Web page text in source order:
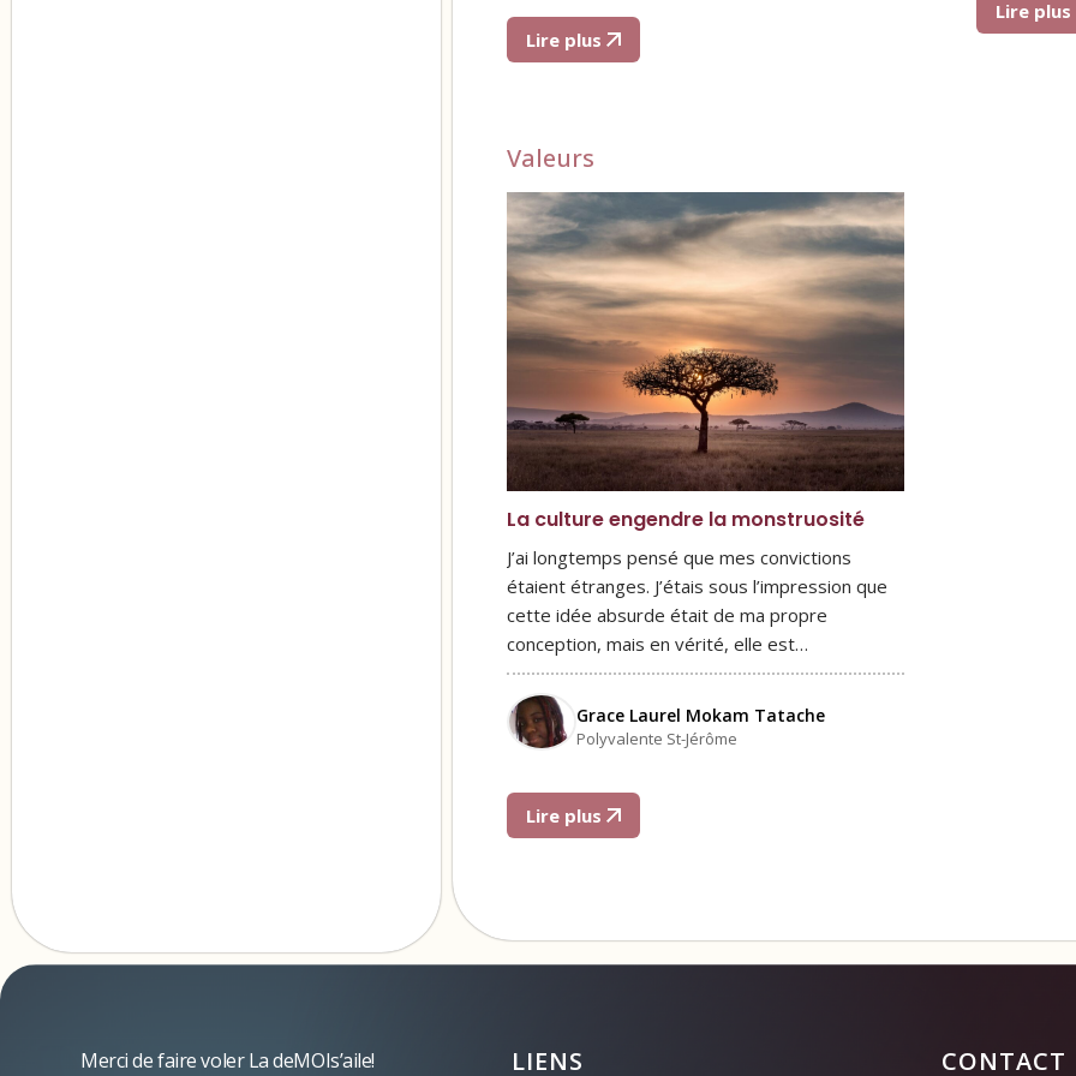
Lire plus
Lire plus
Valeurs
La culture engendre la monstruosité
J’ai longtemps pensé que mes convictions
étaient étranges. J’étais sous l’impression que
cette idée absurde était de ma propre
conception, mais en vérité, elle est…
Grace Laurel Mokam Tatache
Polyvalente St-Jérôme
Lire plus
Merci de faire voler La deMOIs’aile! LIENS CONTACT